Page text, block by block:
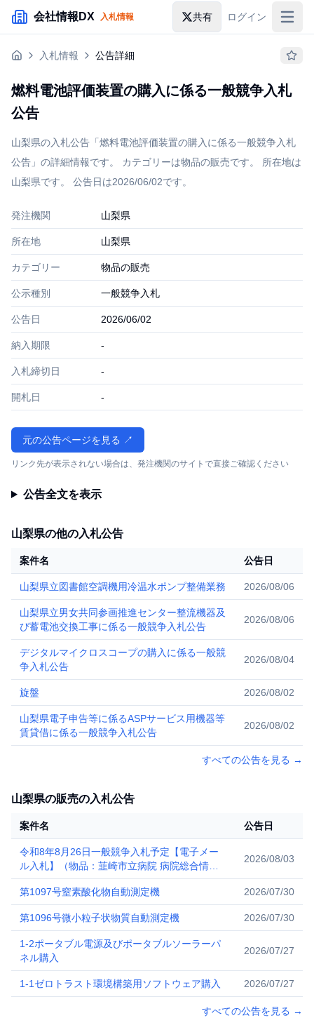
メインコンテンツにスキップ
会社情報DX 入札情報 共有 ログイン
入札情報
助成金・補助金
入札情報 公告詳細
燃料電池評価装置の購入に係る一般競争入札
公告
山梨県の入札公告「燃料電池評価装置の購入に係る一般競争入札
公告」の詳細情報です。 カテゴリーは物品の販売です。 所在地は
山梨県です。 公告日は2026/06/02です。
発注機関 山梨県
所在地 山梨県
カテゴリー 物品の販売
公示種別 一般競争入札
公告日 2026/06/02
納入期限 -
入札締切日 -
開札日 -
元の公告ページを見る ↗
リンク先が表示されない場合は、発注機関のサイトで直接ご確認ください
公告全文を表示
山梨県の他の入札公告
案件名 公告日
山梨県立図書館空調機用冷温水ポンプ整備業務 2026/08/06
山梨県立男女共同参画推進センター整流機器及
び蓄電池交換工事に係る一般競争入札公告
2026/08/06
デジタルマイクロスコープの購入に係る一般競
争入札公告
2026/08/04
旋盤 2026/08/02
山梨県電子申告等に係るASPサービス用機器等
賃貸借に係る一般競争入札公告
2026/08/02
すべての公告を見る →
山梨県の販売の入札公告
案件名 公告日
令和8年8月26日一般競争入札予定【電子メー
ル入札】（物品：韮崎市立病院 病院総合情報
システム機器購入）
2026/08/03
第1097号窒素酸化物自動測定機 2026/07/30
第1096号微小粒子状物質自動測定機 2026/07/30
1-2ポータブル電源及びポータブルソーラーパ
ネル購入
2026/07/27
1-1ゼロトラスト環境構築用ソフトウェア購入 2026/07/27
すべての公告を見る →